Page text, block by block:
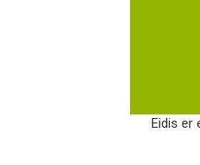
Eidis er